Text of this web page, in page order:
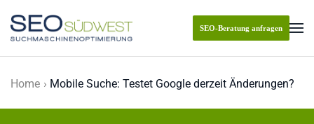
Skip to main content
SEO-Beratung anfragen
Home Mobile Suche: Testet Google derzeit Änderungen?